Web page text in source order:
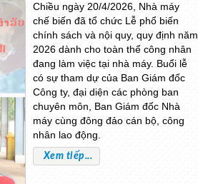
Chiều ngày 20/4/2026, Nhà máy
chế biến đã tổ chức Lễ phổ biến
chính sách và nội quy, quy định năm
2026 dành cho toàn thể công nhân
đang làm việc tại nhà máy. Buổi lễ
có sự tham dự của Ban Giám đốc
Công ty, đại diện các phòng ban
chuyên môn, Ban Giám đốc Nhà
máy cùng đông đảo cán bộ, công
nhân lao động.
Xem tiếp...